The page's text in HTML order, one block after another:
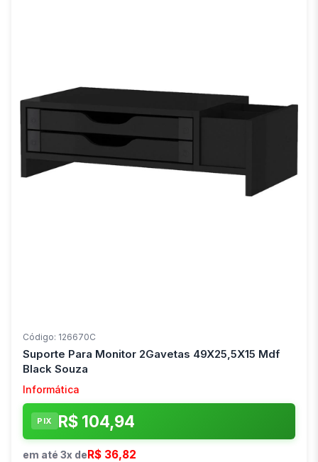
Código: 126670C
Suporte Para Monitor 2Gavetas 49X25,5X15 Mdf
Black Souza
Informática
PIX R$ 104,94
em até 3x deR$ 36,82